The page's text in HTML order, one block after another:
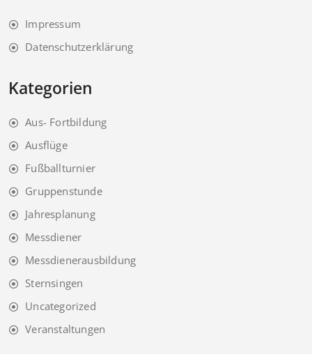
Impressum
Datenschutzerklärung
Kategorien
Aus- Fortbildung
Ausflüge
Fußballturnier
Gruppenstunde
Jahresplanung
Messdiener
Messdienerausbildung
Sternsingen
Uncategorized
Veranstaltungen